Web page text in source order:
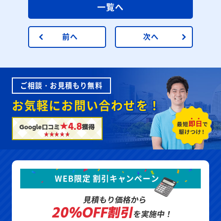
前へ
一覧へ
次へ
ご相談・お見積もり無料
お気軽にお問い合わせを！
Google口コミ★4.8獲得
WEB限定 割引キャンペーン
見積もり価格から
20%OFF割引を実施中！